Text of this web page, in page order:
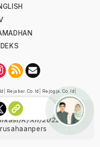
Rejabar.co.id Rejogja.co.id
Dewan Pers
K/XII/2022